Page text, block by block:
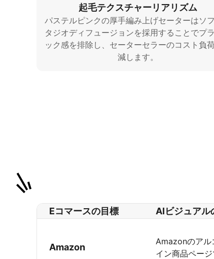
起毛テクスチャーリアリズム
パステルピンクの厚手編み上げセーターはソ
タジオディフュージョンを採用することでプ
ック感を排除し、セーターセラーのコスト負
減します。
Eコマースの目標 AIビジュアル
Amazon
Amazonのアル
イン商品ペー